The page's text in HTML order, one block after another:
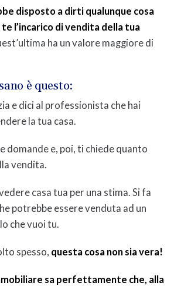
disposto a dirti qualunque cosa
l’incarico di vendita della tua
ha un valore maggiore di
è questo:
e dici al professionista che hai
la tua casa.
domande e, poi, ti chiede quanto
vendita.
casa tua per una stima. Si fa
potrebbe essere venduta ad un
che vuoi tu.
spesso, questa cosa non sia vera!
sa perfettamente che, alla